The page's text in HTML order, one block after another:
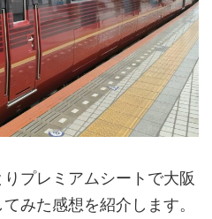
プレミアムシートで大阪
みた感想を紹介します。